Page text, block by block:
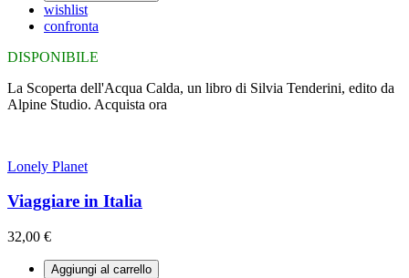
wishlist
confronta
DISPONIBILE
La Scoperta dell'Acqua Calda, un libro di Silvia Tenderini, edito da
Alpine Studio. Acquista ora
Lonely Planet
Viaggiare in Italia
32,00 €
Aggiungi al carrello